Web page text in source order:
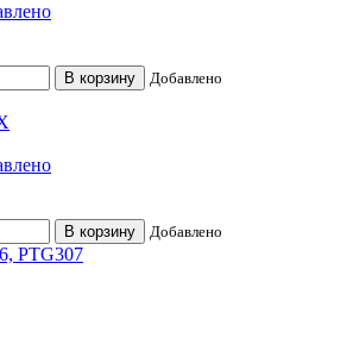
В корзину Добавлено
В корзину Добавлено
PTG307